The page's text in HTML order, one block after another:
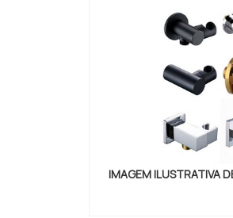
IMAGEM ILUSTRATIVA